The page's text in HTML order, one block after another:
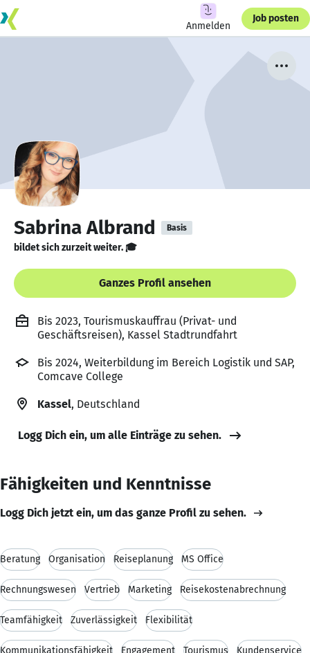
Anmelden
Job posten
Sabrina Albrand Basis
bildet sich zurzeit weiter. 🎓
Ganzes Profil ansehen
Bis 2023, Tourismuskauffrau (Privat- und
Geschäftsreisen), Kassel Stadtrundfahrt
Bis 2024, Weiterbildung im Bereich Logistik und SAP,
Comcave College
Kassel, Deutschland
Logg Dich ein, um alle Einträge zu sehen.
Fähigkeiten und Kenntnisse
Logg Dich jetzt ein, um das ganze Profil zu sehen.
Beratung Organisation Reiseplanung MS Office
Rechnungswesen Vertrieb Marketing Reisekostenabrechnung
Teamfähigkeit Zuverlässigkeit Flexibilität
Kommunikationsfähigkeit Engagement Tourismus Kundenservice